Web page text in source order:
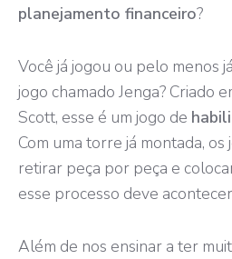
planejamento financeiro?
Você já jogou ou pelo menos
jogo chamado Jenga? Criado
Scott, esse é um jogo de
Com uma torre já montada,
retirar peça por peça e
esse processo deve
Além de nos ensinar a ter